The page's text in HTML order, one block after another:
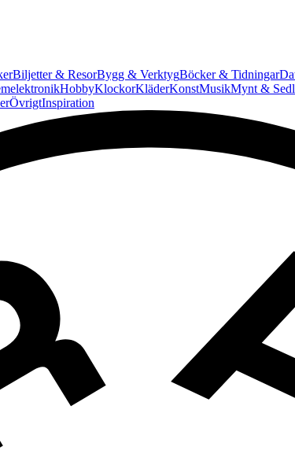
Biljetter & ResorBygg & VerktygBöcker & Tidningar
HobbyKlockorKläderKonstMusikMynt &
ÖvrigtInspiration